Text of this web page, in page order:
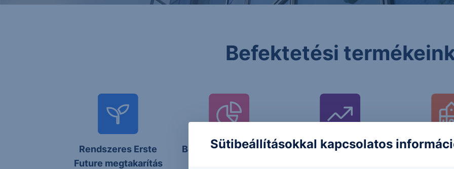
Befektetési
Rendszeres Erste
Future megtakarítás
Befektetési alapok és
Részvények és
Sütibeállításokkal kapcsolatos